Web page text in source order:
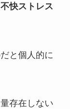
不快ストレス
と個人的に
存在しない